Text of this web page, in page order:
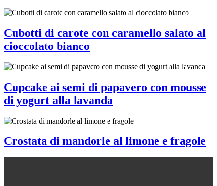
Cubotti di carote con caramello salato al
cioccolato bianco
Cupcake ai semi di papavero con mousse
di yogurt alla lavanda
Crostata di mandorle al limone e fragole